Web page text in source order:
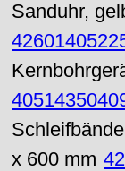
Sanduhr,
x 600 mm